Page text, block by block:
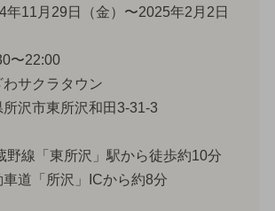
年11月29日（金）〜2025年2月2日
〜22:00
わサクラタウン
所沢市東所沢和田3-31-3
野線「東所沢」駅から徒歩約10分
車道「所沢」ICから約8分